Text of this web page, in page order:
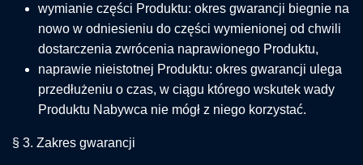
wymianie części Produktu: okres gwarancji biegnie na
nowo w odniesieniu do części wymienionej od chwili
dostarczenia zwrócenia naprawionego Produktu,
naprawie nieistotnej Produktu: okres gwarancji ulega
przedłużeniu o czas, w ciągu którego wskutek wady
Produktu Nabywca nie mógł z niego korzystać.
§ 3. Zakres gwarancji